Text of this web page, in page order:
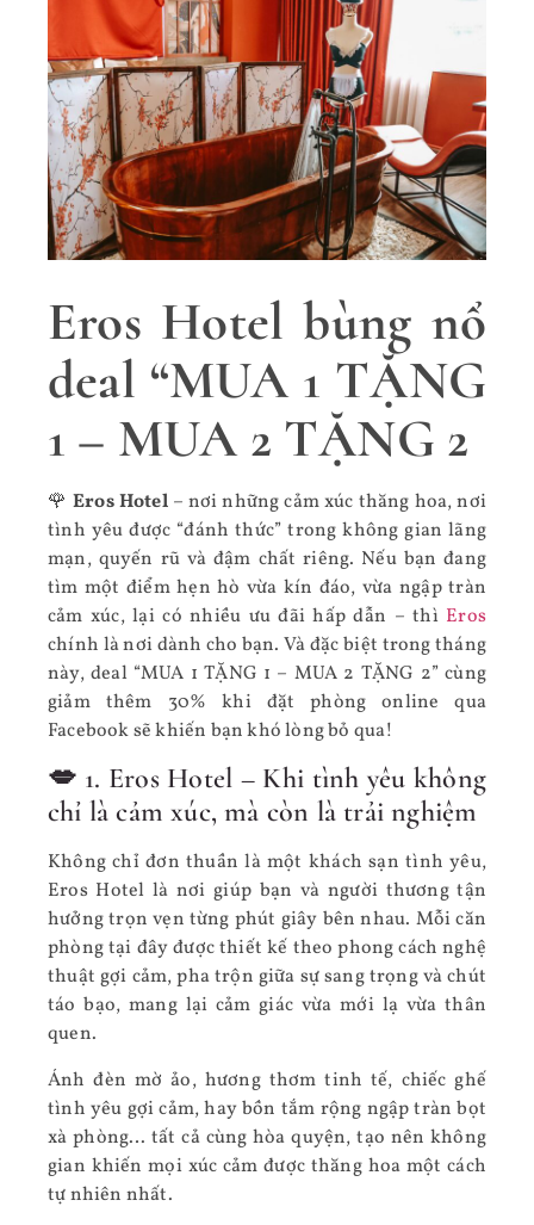
Eros Hotel bùng nổ
deal “MUA 1 TẶNG
1 – MUA 2 TẶNG 2
🌹 Eros Hotel– nơi những cảm xúc thăng hoa, nơi
tình yêu được “đánh thức” trong không gian lãng
mạn, quyến rũ và đậm chất riêng. Nếu bạn đang
tìm một điểm hẹn hò vừa kín đáo, vừa ngập tràn
cảm xúc, lại có nhiều ưu đãi hấp dẫn – thì Eros
chính là nơi dành cho bạn. Và đặc biệt trong tháng
này, deal “MUA 1 TẶNG 1 – MUA 2 TẶNG 2” cùng
giảm thêm 30% khi đặt phòng online qua
Facebook sẽ khiến bạn khó lòng bỏ qua!
💋 1. Eros Hotel – Khi tình yêu không
chỉ là cảm xúc, mà còn là trải nghiệm
Không chỉ đơn thuần là một khách sạn tình yêu,
Eros Hotel là nơi giúp bạn và người thương tận
hưởng trọn vẹn từng phút giây bên nhau. Mỗi căn
phòng tại đây được thiết kế theo phong cách nghệ
thuật gợi cảm, pha trộn giữa sự sang trọng và chút
táo bạo, mang lại cảm giác vừa mới lạ vừa thân
quen.
Ánh đèn mờ ảo, hương thơm tinh tế, chiếc ghế
tình yêu gợi cảm, hay bồn tắm rộng ngập tràn bọt
xà phòng… tất cả cùng hòa quyện, tạo nên không
gian khiến mọi xúc cảm được thăng hoa một cách
tự nhiên nhất.